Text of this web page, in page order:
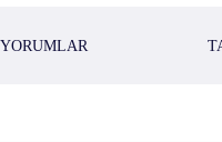
YORUMLAR